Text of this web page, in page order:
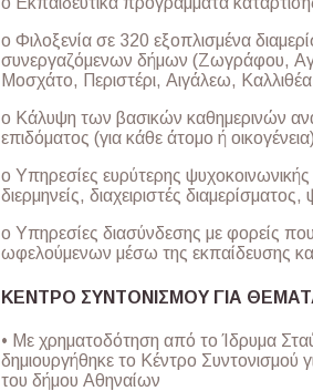
o Φιλοξενία σε 320 εξοπλισμένα
συνεργαζόμενων δήμων (Ζωγράφου,
Μοσχάτο, Περιστέρι, Αιγάλεω,
o Κάλυψη των βασικών καθημερινών
επιδόματος (για κάθε άτομο ή
o Υπηρεσίες ευρύτερης
διερμηνείς, διαχειριστές
o Υπηρεσίες διασύνδεσης με φορείς
ωφελούμενων μέσω της εκπαίδευσης
ΚΕΝΤΡΟ ΣΥΝΤΟΝΙΣΜΟΥ ΓΙΑ
• Με χρηματοδότηση από το Ίδρυμα
δημιουργήθηκε το Κέντρο
του δήμου Αθηναίων